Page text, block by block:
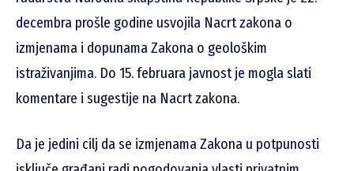
decembra prošle godine usvojila Nacrt zakona o
izmjenama i dopunama Zakona o geološkim
istraživanjima. Do 15. februara javnost je mogla slati
komentare i sugestije na Nacrt zakona.
Da je jedini cilj da se izmjenama Zakona u potpunosti